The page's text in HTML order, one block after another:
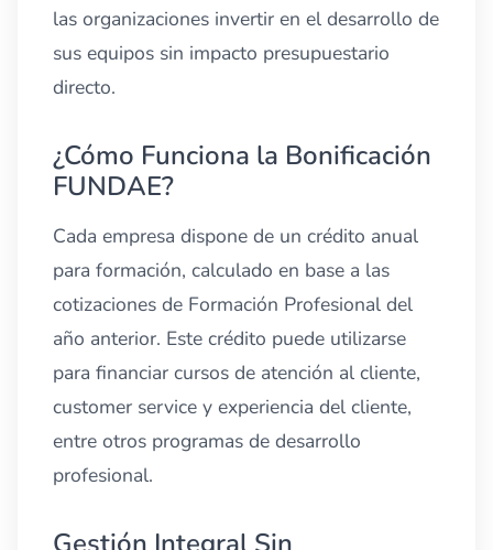
las organizaciones invertir en el desarrollo de
sus equipos sin impacto presupuestario
directo.
¿Cómo Funciona la Bonificación
FUNDAE?
Cada empresa dispone de un crédito anual
para formación, calculado en base a las
cotizaciones de Formación Profesional del
año anterior. Este crédito puede utilizarse
para financiar cursos de atención al cliente,
customer service y experiencia del cliente,
entre otros programas de desarrollo
profesional.